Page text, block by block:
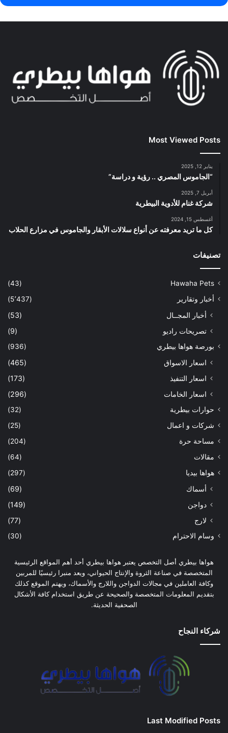
Most Viewed Posts
يناير 12, 2025
“الجاموس المصري .. رؤية و دراسة”
أبريل 7, 2025
شركة غنام للأدوية البيطرية
أغسطس 15, 2024
كل ما تريد معرفته عن أنواع سلالات الأبقار والجاموس في مزارع الحلاب
تصنيفات
Hawaha Pets
(43)
أخبار وتقارير
(5٬437)
أخبار المجــال
(53)
تصريحات راديو
(9)
بورصة هواها بيطري (936)
اسعار الاسواق
(465)
اسعار التنفيذ
(173)
اسعار الخامات
(296)
حوارات بيطرية
(32)
شركات و اعمال
(25)
مساحة حرة
(204)
مقالات
(64)
هواها بيديا
(297)
أسماك
(69)
دواجن
(149)
لارج
(77)
وسام الاحترام (30)
هواها بيطري أصل التخصص يعتبر هواها بيطري أحد أهم المواقع الرئيسية
المتخصصة في صناعة الثروة والإنتاج الحيواني، ويعد منبرا رئيسيًا للمربين
وكافة العاملين في مجالات الدواجن واللارج والأسماك، ويهتم الموقع كذلك
بتقديم المعلومات المتخصصة والصحيحة عن طريق استخدام كافة الأشكال
الصحفية الحديثة.
شركاء النجاح
Last Modified Posts